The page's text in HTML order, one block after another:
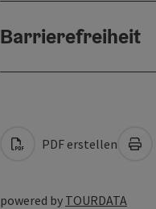
Barrierefreiheit
PDF erstellen
powered by TOURDATA